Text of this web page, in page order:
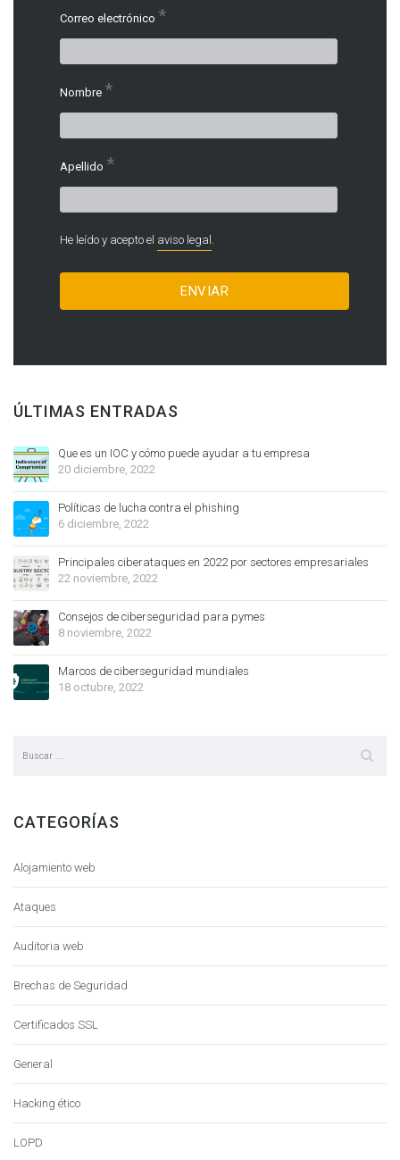
Correo electrónico *
Nombre *
Apellido *
He leído y acepto el aviso legal .
ÚLTIMAS ENTRADAS
Que es un IOC y cómo puede ayudar a tu empresa
20 diciembre, 2022
Políticas de lucha contra el phishing
6 diciembre, 2022
Principales ciberataques en 2022 por sectores empresariales
22 noviembre, 2022
Consejos de ciberseguridad para pymes
8 noviembre, 2022
Marcos de ciberseguridad mundiales
18 octubre, 2022
CATEGORÍAS
Alojamiento web
Ataques
Auditoria web
Brechas de Seguridad
Certificados SSL
General
Hacking ético
LOPD